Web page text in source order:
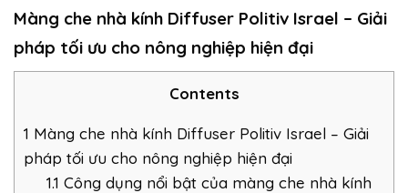
Màng che nhà kính Diffuser Politiv Israel – Giải
pháp tối ưu cho nông nghiệp hiện đại
Contents
1 Màng che nhà kính Diffuser Politiv Israel – Giải
pháp tối ưu cho nông nghiệp hiện đại
1.1 Công dụng nổi bật của màng che nhà kính